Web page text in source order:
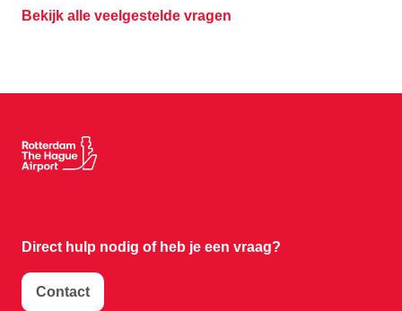
Bekijk alle veelgestelde vragen
Direct hulp nodig ofheb je een vraag?
Contact